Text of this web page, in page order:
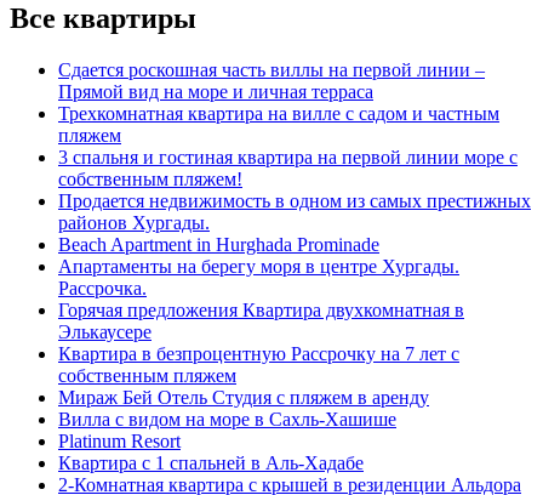
Все квартиры
Сдается роскошная часть виллы на первой линии –
Прямой вид на море и личная терраса
Трехкомнатная квартира на вилле с садом и частным
пляжем
3 спальня и гостиная квартира на первой линии море с
собственным пляжем!
Продается недвижимость в одном из самых престижных
районов Хургады.
Beach Apartment in Hurghada Prominade
Апартаменты на берегу моря в центре Хургады.
Рассрочка.
Горячая предложения Квартира двухкомнатная в
Элькаусере
Квартира в безпроцентную Рассрочку на 7 лет с
собственным пляжем
Мираж Бей Отель Студия с пляжем в аренду
Вилла с видом на море в Сахль-Хашише
Platinum Resort
Квартира с 1 спальней в Аль-Хадабе
2-Комнатная квартира с крышей в резиденции Альдора